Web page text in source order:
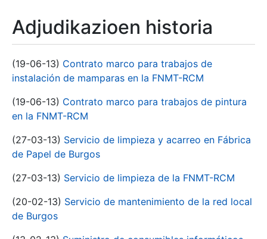
Adjudikazioen historia
(19-06-13) Contrato marco para trabajos de
instalación de mamparas en la FNMT-RCM
(19-06-13) Contrato marco para trabajos de pintura
en la FNMT-RCM
(27-03-13) Servicio de limpieza y acarreo en Fábrica
de Papel de Burgos
(27-03-13) Servicio de limpieza de la FNMT-RCM
(20-02-13) Servicio de mantenimiento de la red local
de Burgos